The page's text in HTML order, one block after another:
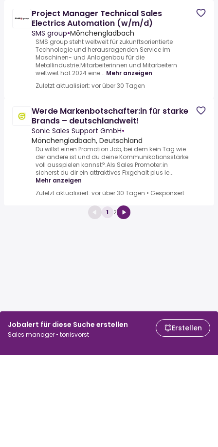
Jobalert für diese Suche erstellen
Sales manager • tonisvorst
Erstellen
Project Manager Technical Sales
Electrics Automation (w/m/d)
SMS group•Mönchengladbach
SMS group steht weltweit für zukunftsorientierte
Technologie und herausragenden Service im
Maschinen- und Anlagenbau für die
Metallindustrie.Mitarbeiterinnen und Mitarbeitern
weltweit hat 2024 eine... Mehr anzeigen
Zuletzt aktualisiert: vor über 30 Tagen
Werde Markenbotschafter:in für starke
Brands – deutschlandweit!
Sonic Sales Support GmbH•
Mönchengladbach, Deutschland
Du willst einen Promotion Job, bei dem kein Tag wie
der andere ist und du deine Kommunikationsstärke
voll ausspielen kannst?.Als Sales Promoter:in
sicherst du dir ein attraktives Fixgehalt plus le...
Mehr anzeigen
Zuletzt aktualisiert: vor über 30 Tagen • Gesponsert
1 2